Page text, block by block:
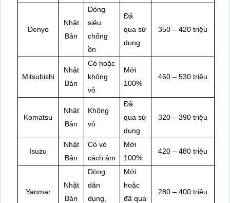
Denyo
Nhật
Bản
Dòng
siêu
chống
ồn
Đã
qua sử
dụng
350 – 420 triệu
Mitsubishi
Nhật
Bản
Có hoặc
không
vỏ
Mới
100%
460 – 530 triệu
Komatsu
Nhật
Bản
Không
vỏ
Đã
qua sử
dụng
320 – 390 triệu
Isuzu
Nhật
Bản
Có vỏ
cách âm
Mới
100%
420 – 480 triệu
Yanmar
Nhật
Bản
Dòng
dân
dụng,
Mới
hoặc
đã qua
280 – 400 triệu